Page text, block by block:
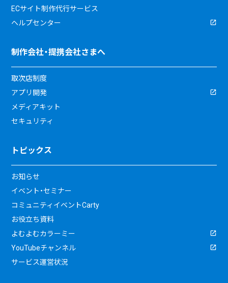
ECサイト制作代行サービス
ヘルプセンター
制作会社・提携会社さまへ
取次店制度
アプリ開発
メディアキット
セキュリティ
トピックス
お知らせ
イベント・セミナー
コミュニティイベントCarty
お役立ち資料
よむよむカラーミー
YouTubeチャンネル
サービス運営状況